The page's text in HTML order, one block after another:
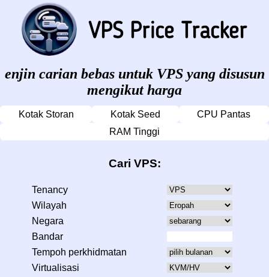
enjin carian bebas untuk VPS yang disusun
mengikut harga
Kotak Storan Kotak Seed
CPU Pantas
RAM Tinggi
Cari VPS:
Tenancy
Wilayah
Negara
Bandar
Tempoh perkhidmatan
Virtualisasi